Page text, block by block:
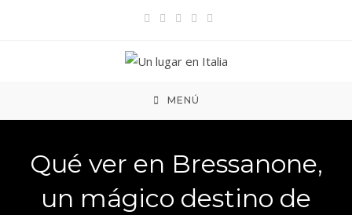
MENÚ
Qué ver en Bressanone,
un mágico destino de